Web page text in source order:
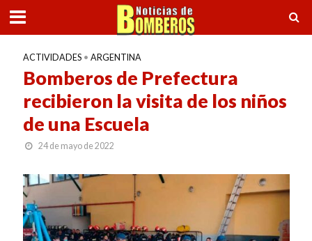
ACTIVIDADES • ARGENTINA
Bomberos de Prefectura
recibieron la visita de los niños
de una Escuela
24 de mayo de 2022